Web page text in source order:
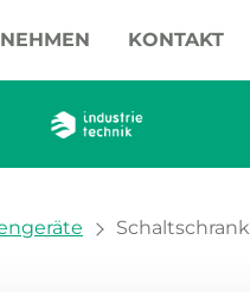
KONTAKT
Schaltschrank